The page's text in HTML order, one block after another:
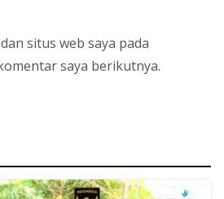
situs web saya pada
saya berikutnya.